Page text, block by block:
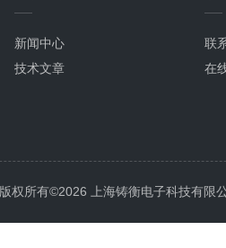
新闻中心
技术文章
联
在
版权所有©2026 上海铸衡电子科技有